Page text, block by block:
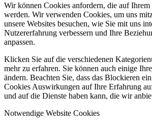
Wir können Cookies anfordern, die auf Ihrem
werden. Wir verwenden Cookies, um uns
unsere Websites besuchen, wie Sie mit uns
Nutzererfahrung verbessern und Ihre
anpassen.
Klicken Sie auf die verschiedenen
mehr zu erfahren. Sie können auch einige
ändern. Beachten Sie, dass das Blockieren
Cookies Auswirkungen auf Ihre Erfahrung
und auf die Dienste haben kann, die wir
Notwendige Website Cookies